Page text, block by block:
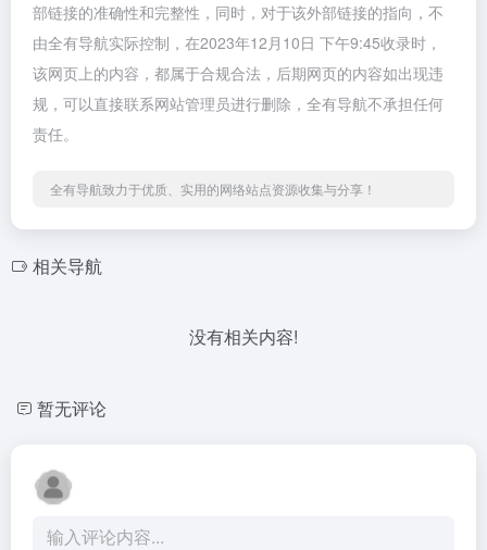
部链接的准确性和完整性，同时，对于该外部链接的指向，不
由全有导航实际控制，在2023年12月10日 下午9:45收录时，
该网页上的内容，都属于合规合法，后期网页的内容如出现违
规，可以直接联系网站管理员进行删除，全有导航不承担任何
责任。
全有导航致力于优质、实用的网络站点资源收集与分享！
相关导航
没有相关内容!
暂无评论